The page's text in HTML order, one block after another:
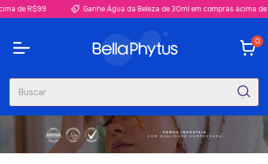
Ganhe Água da Beleza de 30ml em compras acima de R$99
0